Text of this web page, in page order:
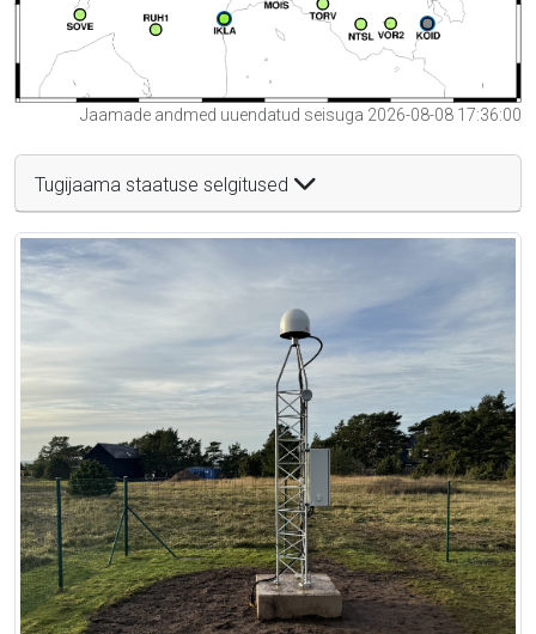
Jaamade andmed uuendatud seisuga 2026-08-08 17:36:00
Tugijaama staatuse selgitused